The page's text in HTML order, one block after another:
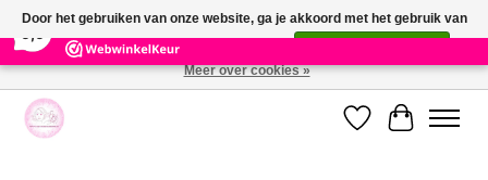
391 Reviews ×
Welkom bij de nieuwe webshop van Parfumerie Marie Rose
Verlanglijst
Door het gebruiken van onze website, ga je akkoord met het gebruik van
cookies om onze website te verbeteren.
Meer over cookies »